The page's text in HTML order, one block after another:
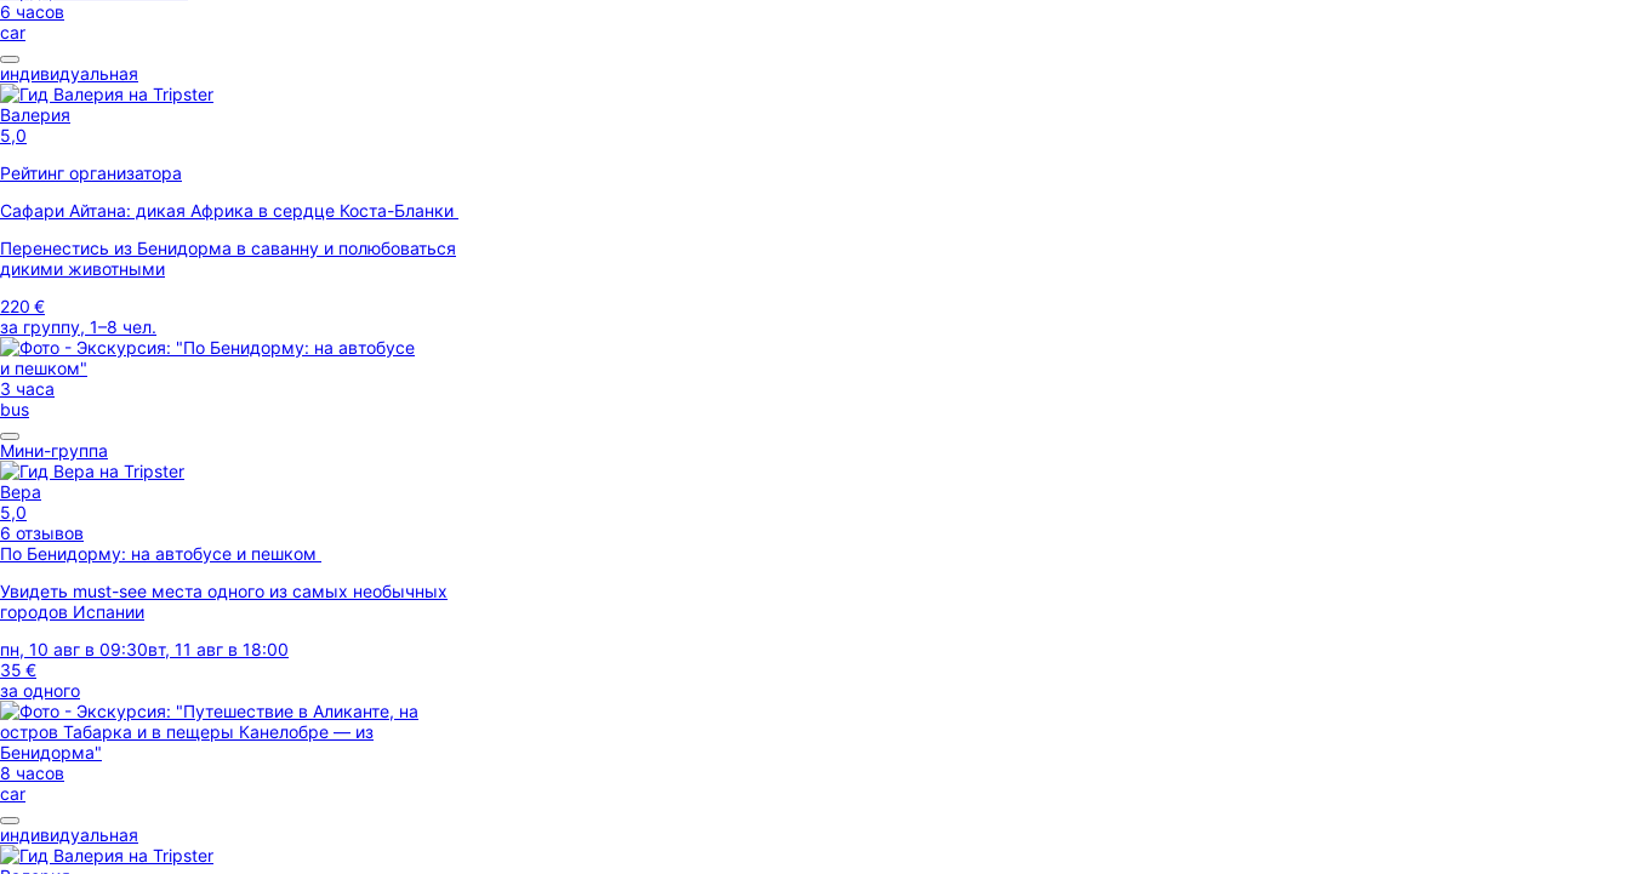
6 часов
car
индивидуальная
Валерия
5,0
Рейтинг организатора
Сафари Айтана: дикая Африка в сердце Коста-Бланки
Перенестись из Бенидорма в саванну и полюбоваться
дикими животными
220 €
за группу, 1–8 чел.
3 часа
bus
Мини-группа
Вера
5,0
6 отзывов
По Бенидорму: на автобусе и пешком
Увидеть must-see места одного из самых необычных
городов Испании
пн, 10 авг в 09:30вт, 11 авг в 18:00
35 €
за одного
8 часов
car
индивидуальная